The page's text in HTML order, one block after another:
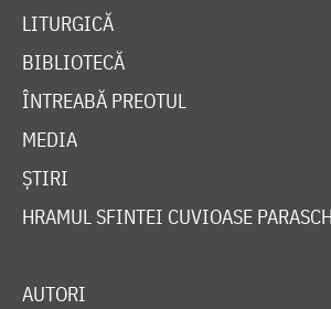
LITURGICĂ
BIBLIOTECĂ
ÎNTREABĂ PREOTUL
MEDIA
ȘTIRI
HRAMUL SFINTEI CUVIOASE
AUTORI